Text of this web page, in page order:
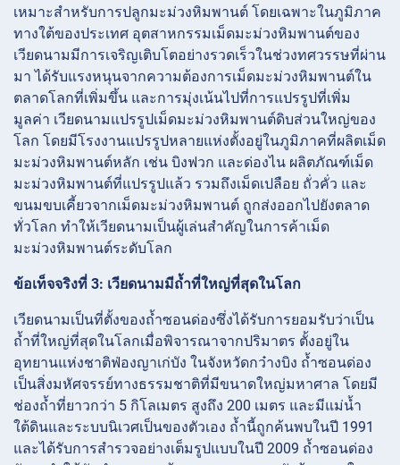
เหมาะสำหรับการปลูกมะม่วงหิมพานต์ โดยเฉพาะในภูมิภาค
ทางใต้ของประเทศ อุตสาหกรรมเม็ดมะม่วงหิมพานต์ของ
เวียดนามมีการเจริญเติบโตอย่างรวดเร็วในช่วงทศวรรษที่ผ่าน
มา ได้รับแรงหนุนจากความต้องการเม็ดมะม่วงหิมพานต์ใน
ตลาดโลกที่เพิ่มขึ้น และการมุ่งเน้นไปที่การแปรรูปที่เพิ่ม
มูลค่า เวียดนามแปรรูปเม็ดมะม่วงหิมพานต์ดิบส่วนใหญ่ของ
โลก โดยมีโรงงานแปรรูปหลายแห่งตั้งอยู่ในภูมิภาคที่ผลิตเม็ด
มะม่วงหิมพานต์หลัก เช่น บิงฟวก และด่องไน ผลิตภัณฑ์เม็ด
มะม่วงหิมพานต์ที่แปรรูปแล้ว รวมถึงเม็ดเปลือย ถั่วคั่ว และ
ขนมขบเคี้ยวจากเม็ดมะม่วงหิมพานต์ ถูกส่งออกไปยังตลาด
ทั่วโลก ทำให้เวียดนามเป็นผู้เล่นสำคัญในการค้าเม็ด
มะม่วงหิมพานต์ระดับโลก
ข้อเท็จจริงที่ 3: เวียดนามมีถ้ำที่ใหญ่ที่สุดในโลก
เวียดนามเป็นที่ตั้งของถ้ำซอนด่องซึ่งได้รับการยอมรับว่าเป็น
ถ้ำที่ใหญ่ที่สุดในโลกเมื่อพิจารณาจากปริมาตร ตั้งอยู่ใน
อุทยานแห่งชาติฟ่องญาเก่บัง ในจังหวัดกว๋างบิง ถ้ำซอนด่อง
เป็นสิ่งมหัศจรรย์ทางธรรมชาติที่มีขนาดใหญ่มหาศาล โดยมี
ช่องถ้ำที่ยาวกว่า 5 กิโลเมตร สูงถึง 200 เมตร และมีแม่น้ำ
ใต้ดินและระบบนิเวศเป็นของตัวเอง ถ้ำนี้ถูกค้นพบในปี 1991
และได้รับการสำรวจอย่างเต็มรูปแบบในปี 2009 ถ้ำซอนด่อง